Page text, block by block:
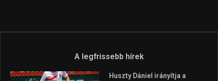
A legfrissebb hírek
Huszty Dániel irányítja a